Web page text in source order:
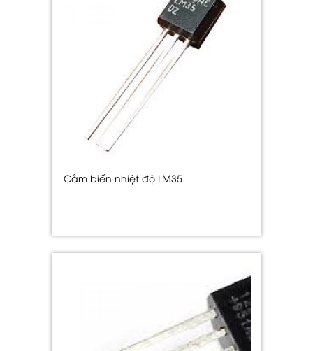
Cảm biến nhiệt độ LM35